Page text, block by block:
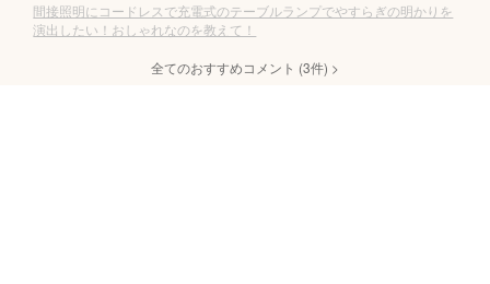
間接照明にコードレスで充電式のテーブルランプでやすらぎの明かりを
演出したい！おしゃれなのを教えて！
全てのおすすめコメント (3件) >